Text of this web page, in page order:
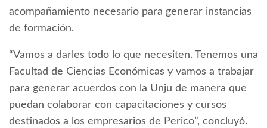
acompañamiento necesario para generar instancias
de formación.
“Vamos a darles todo lo que necesiten. Tenemos una
Facultad de Ciencias Económicas y vamos a trabajar
para generar acuerdos con la Unju de manera que
puedan colaborar con capacitaciones y cursos
destinados a los empresarios de Perico”, concluyó.